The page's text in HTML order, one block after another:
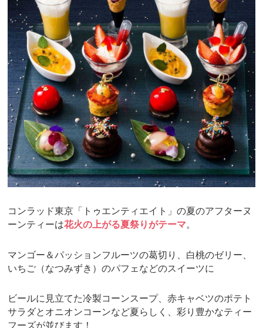
コンラッド東京「トゥエンティエイト」の夏のアフターヌ
ーンティーは花火の上がる夏祭りがテーマ。
マンゴー＆パッションフルーツの葛切り、白桃のゼリー、
いちご（なつみずき）のパフェなどのスイーツに
ビールに見立てた冷製コーンスープ、赤キャベツのポテト
サラダとオニオンコーンなど夏らしく、彩り豊かなティー
フーズが並びます！